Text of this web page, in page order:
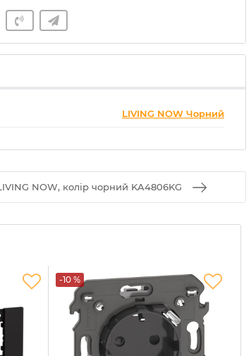
LIVING NOW Чорний
NOW, колір чорний KA4806KG
-10 %